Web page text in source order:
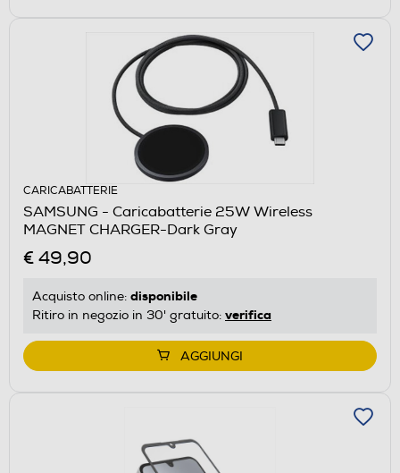
CARICABATTERIE
SAMSUNG - Caricabatterie 25W Wireless
MAGNET CHARGER-Dark Gray
€ 49,90
Acquisto online: disponibile
Ritiro in negozio in 30' gratuito: verifica
AGGIUNGI